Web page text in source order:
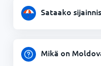
Sataako
Mikä on